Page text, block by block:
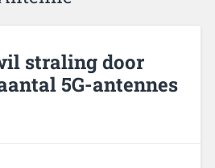
straling door
5G-antennes